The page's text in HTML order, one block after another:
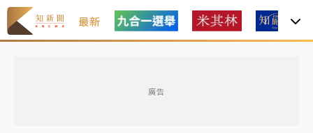
最新
廣告